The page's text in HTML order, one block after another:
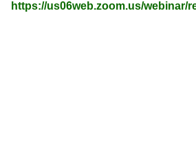
https://us06web.zoom.us/webinar/